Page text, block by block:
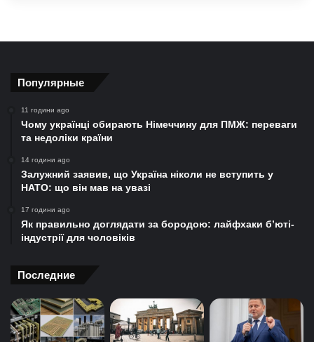
Популярные
11 години ago
Чому українці обирають Німеччину для ПМЖ: переваги
та недоліки країни
14 години ago
Залужний заявив, що Україна ніколи не вступить у
НАТО: що він мав на увазі
17 години ago
Як правильно доглядати за бородою: лайфхаки б’юті-
індустрії для чоловіків
Последние